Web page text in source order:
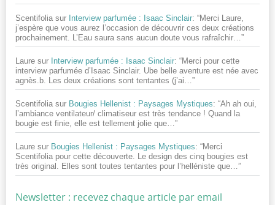
Scentifolia sur Interview parfumée : Isaac Sinclair: “Merci Laure,
j’espère que vous aurez l’occasion de découvrir ces deux créations
prochainement. L’Eau saura sans aucun doute vous rafraîchir… ”
Laure sur Interview parfumée : Isaac Sinclair: “Merci pour cette
interview parfumée d’Isaac Sinclair. Ube belle aventure est née avec
agnès.b. Les deux créations sont tentantes (j’ai…”
Scentifolia sur Bougies Hellenist : Paysages Mystiques: “Ah ah oui,
l’ambiance ventilateur/ climatiseur est très tendance ! Quand la
bougie est finie, elle est tellement jolie que…”
Laure sur Bougies Hellenist : Paysages Mystiques: “Merci
Scentifolia pour cette découverte. Le design des cinq bougies est
très original. Elles sont toutes tentantes pour l’helléniste que…”
Newsletter : recevez chaque article par email